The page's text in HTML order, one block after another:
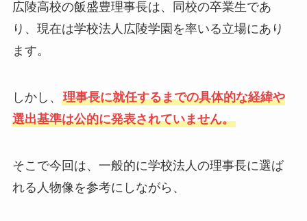
広陵高校の飯盛豊理事長は、同校の卒業生であ
り、現在は学校法人広陵学園を率いる立場にあり
ます。
しかし、 理事長に就任するまでの具体的な経緯や
選出基準は公的に発表されていません。
そこで今回は、一般的に学校法人の理事長に選ば
れる人物像を参考にしながら、